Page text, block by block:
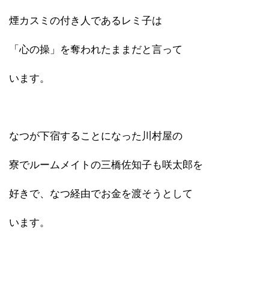
煙カスミの付き人であるレミ子は
「心の操」を奪われたままだと言って
います。
なつが下宿することになった川村屋の
寮でルームメイトの三橋佐知子も咲太郎を
好きで、なつ経由でお金を渡そうとして
います。